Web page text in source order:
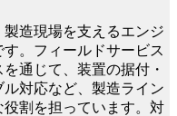
製造現場を支えるエンジ
。フィールドサービス
通じて、装置の据付・
対応など、製造ライン
割を担っています。対